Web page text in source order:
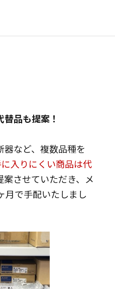
替品も提案！
など、複数品種を
入りにくい商品は代
案させていただき、メ
月で手配いたしまし